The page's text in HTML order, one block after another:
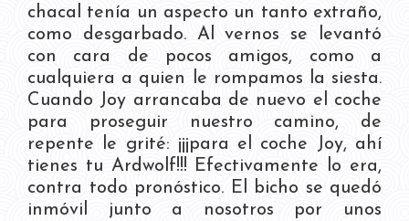
chacal tenía un aspecto un tanto extraño,
como desgarbado. Al vernos se levantó
con cara de pocos amigos, como a
cualquiera a quien le rompamos la siesta.
Cuando Joy arrancaba de nuevo el coche
para proseguir nuestro camino, de
repente le grité: ¡¡¡para el coche Joy, ahí
tienes tu Ardwolf!!! Efectivamente lo era,
contra todo pronóstico. El bicho se quedó
inmóvil junto a nosotros por unos